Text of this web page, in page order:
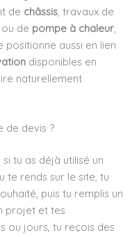
de châssis, travaux de
ou de pompe à chaleur,
positionne aussi en lien
disponibles en
naturellement
de devis ?
tu as déjà utilisé un
te rends sur le site, tu
puis tu remplis un
projet et tes
ou jours, tu reçois des